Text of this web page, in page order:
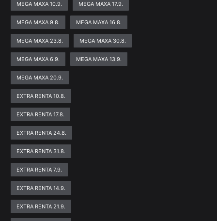
MEGA MAXA 10.9. MEGA MAXA 17.9.
MEGA MAXA 9.8. MEGA MAXA 16.8.
MEGA MAXA 23.8. MEGA MAXA 30.8.
MEGA MAXA 6.9. MEGA MAXA 13.9.
MEGA MAXA 20.9.
EXTRA RENTA 10.8.
EXTRA RENTA 17.8.
EXTRA RENTA 24.8.
EXTRA RENTA 31.8.
EXTRA RENTA 7.9.
EXTRA RENTA 14.9.
EXTRA RENTA 21.9.